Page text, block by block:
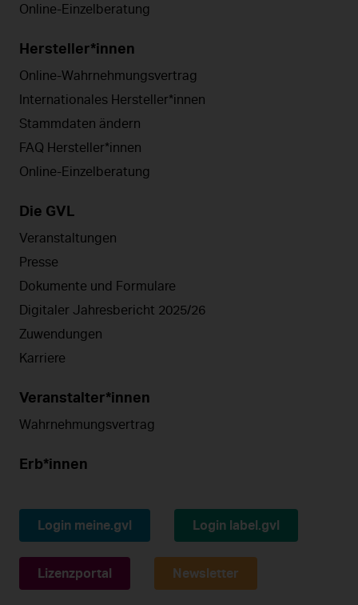
Online-Einzelberatung
Hersteller*innen
Online-Wahrnehmungsvertrag
Internationales Hersteller*innen
Stammdaten ändern
FAQ Hersteller*innen
Online-Einzelberatung
Die GVL
Veranstaltungen
Presse
Dokumente und Formulare
Digitaler Jahresbericht 2025/26
Zuwendungen
Karriere
Veranstalter*innen
Wahrnehmungsvertrag
Erb*innen
Login meine.gvl Login label.gvl
Lizenzportal Newsletter